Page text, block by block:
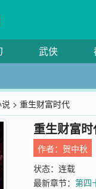
武侠
> 重生财富时代
重生财富
作者：贺中秋
状态：连载
最新章节：第四